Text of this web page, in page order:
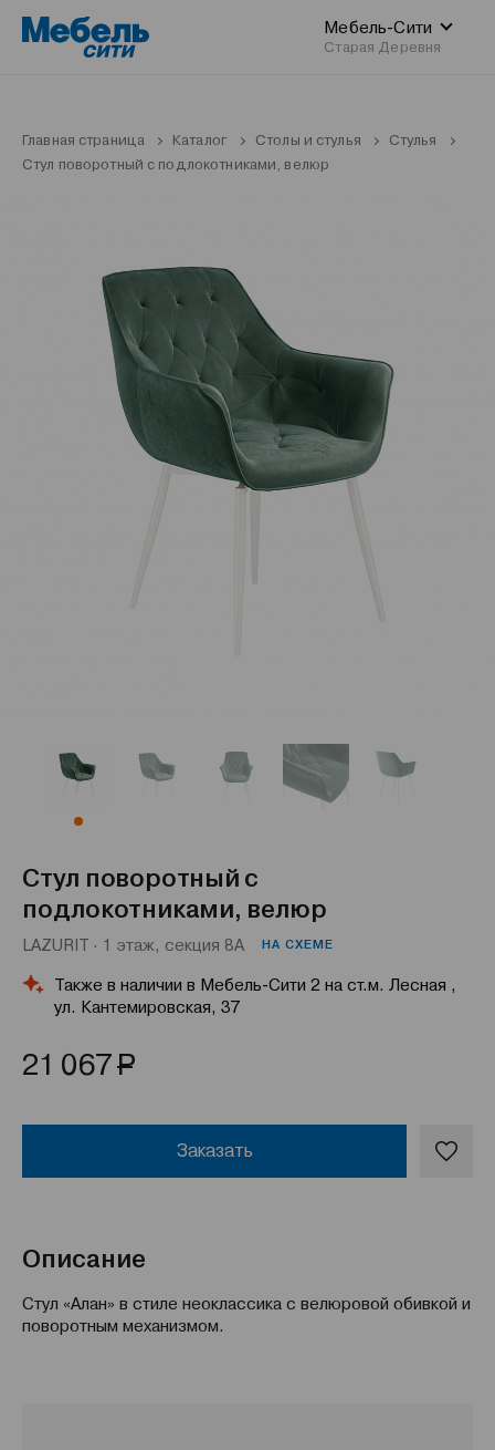
Мебель-Сити
Старая Деревня
Главная страница Каталог Столы и стулья
Стулья
Стул поворотный с подлокотниками, велюр
Стул поворотный с
подлокотниками, велюр
LAZURIT · 1 этаж, секция 8А НА СХЕМЕ
Также в наличии в Мебель-Сити 2 на ст.м. Лесная ,
ул. Кантемировская, 37
21 067Р
Заказать
Описание
Стул «Алан» в стиле неоклассика с велюровой обивкой и
поворотным механизмом.